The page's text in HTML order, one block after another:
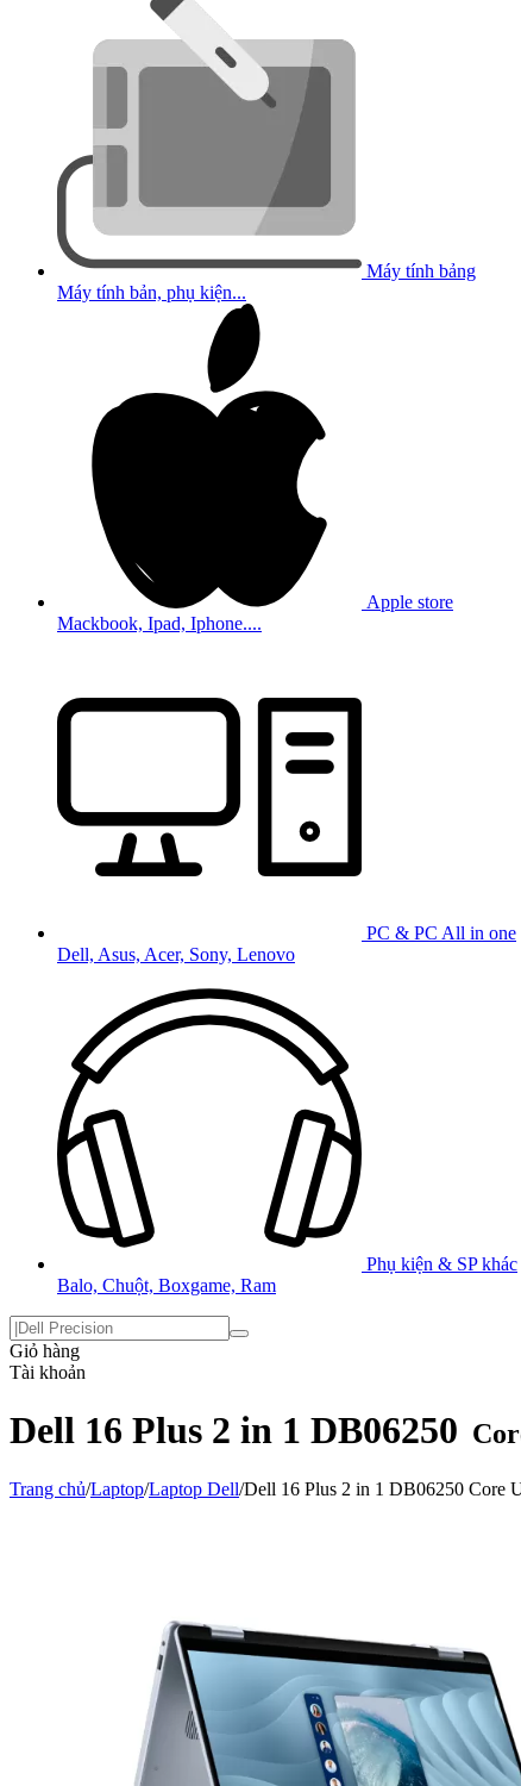
Máy tính bảng
Máy tính bản, phụ kiện...
Apple store
Mackbook, Ipad, Iphone....
PC & PC All in one
Dell, Asus, Acer, Sony, Lenovo
Phụ kiện & SP khác
Balo, Chuột, Boxgame, Ram
Giỏ hàng
Tài khoản
Dell 16 Plus 2 in 1 DB06250
Trang chủ/Laptop/Laptop Dell/Dell 16 Plus 2 in 1 DB06250 Core